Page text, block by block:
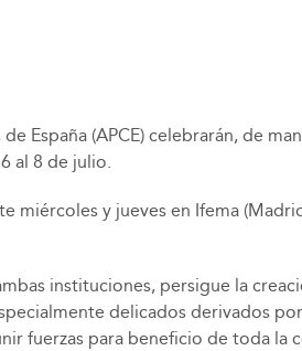
España (APCE) celebrarán, de
al 8 de julio.
miércoles y jueves en Ifema
instituciones, persigue la
delicados derivados
fuerzas para beneficio de toda